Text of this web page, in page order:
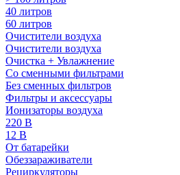
40 литров
60 литров
Очистители воздуха
Очистители воздуха
Очистка + Увлажнение
Cо сменными фильтрами
Без сменных фильтров
Фильтры и аксессуары
Ионизаторы воздуха
220 В
12 В
От батарейки
Обеззараживатели
Рециркуляторы